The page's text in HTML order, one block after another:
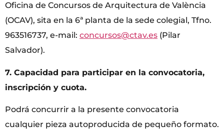
Oficina de Concursos de Arquitectura de València
(OCAV), sita en la 6ª planta de la sede colegial, Tfno.
963516737, e-mail: concursos@ctav.es (Pilar
Salvador).
7. Capacidad para participar en la convocatoria,
inscripción y cuota.
Podrá concurrir a la presente convocatoria
cualquier pieza autoproducida de pequeño formato.